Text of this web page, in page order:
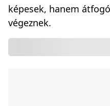
képesek, hanem
végeznek.